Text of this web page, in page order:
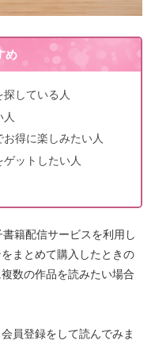
め
している人
得に楽しみたい人
ットしたい人
籍配信サービスを利用し
まとめて購入したときの
数の作品を読みたい場合
員登録をして読んでみま